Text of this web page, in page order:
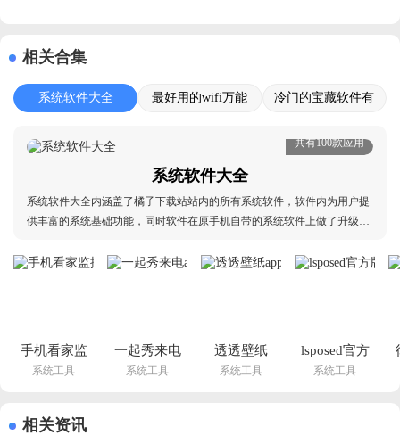
相关合集
系统软件大全
最好用的wifi万能
冷门的宝藏软件有
共有100款应用
系统软件大全
系统软件大全内涵盖了橘子下载站站内的所有系统软件，软件内为用户提
供丰富的系统基础功能，同时软件在原手机自带的系统软件上做了升级处
载站站内的所有系统软件，欢迎有需求的用户前来下载体验，本合集支持
手机看家监
控远程app
v1.0.14.1002
系统工具
一起秀来电
app最新版
系统工具
透透壁纸
app免费下
系统工具
lsposed官方
版github下
系统工具
相关资讯